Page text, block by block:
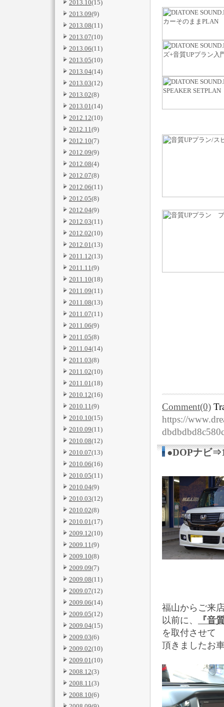
2013.10(15)
2013.09(9)
2013.08(11)
2013.07(10)
2013.06(11)
2013.05(10)
2013.04(14)
2013.03(12)
2013.02(8)
2013.01(14)
2012.12(10)
2012.11(9)
2012.10(7)
2012.09(9)
2012.08(4)
2012.07(8)
2012.06(11)
2012.05(8)
2012.04(9)
2012.03(11)
2012.02(10)
2012.01(13)
2011.12(13)
2011.11(9)
2011.10(18)
2011.09(11)
2011.08(13)
2011.07(11)
2011.06(9)
2011.05(8)
2011.04(14)
2011.03(8)
2011.02(10)
2011.01(18)
2010.12(16)
2010.11(9)
2010.10(15)
2010.09(11)
2010.08(12)
2010.07(13)
2010.06(16)
2010.05(11)
2010.04(9)
2010.03(12)
2010.02(8)
2010.01(17)
2009.12(10)
2009.11(9)
2009.10(8)
2009.09(7)
2009.08(11)
2009.07(12)
2009.06(14)
2009.05(12)
2009.04(15)
2009.03(6)
2009.02(10)
2009.01(10)
2008.12(3)
2008.11(3)
2008.10(6)
Comment(0)
https://
●DOPナビ
福山からご来
以前に、
『音
を取付させて
頂きましたお